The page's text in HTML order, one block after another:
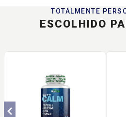
TOTALMENTE
ESCOLHIDO